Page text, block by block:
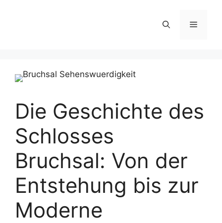
Menü
Die Geschichte des
Schlosses
Bruchsal: Von der
Entstehung bis zur
Moderne